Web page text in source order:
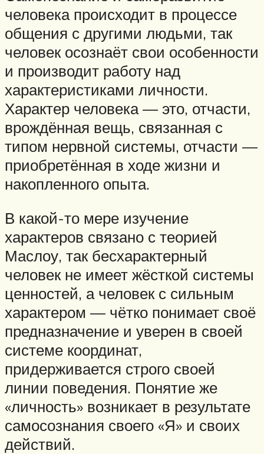
человека происходит в процессе
общения с другими людьми, так
человек осознаёт свои особенности
и производит работу над
характеристиками личности.
Характер человека — это, отчасти,
врождённая вещь, связанная с
типом нервной системы, отчасти —
приобретённая в ходе жизни и
накопленного опыта.
В какой-то мере изучение
характеров связано с теорией
Маслоу, так бесхарактерный
человек не имеет жёсткой системы
ценностей, а человек с сильным
характером — чётко понимает своё
предназначение и уверен в своей
системе координат,
придерживается строго своей
линии поведения. Понятие же
«личность» возникает в результате
самосознания своего «Я» и своих
действий.